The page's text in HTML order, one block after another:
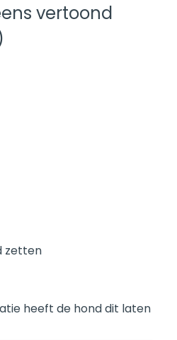
vertoond
zetten
heeft de hond dit laten